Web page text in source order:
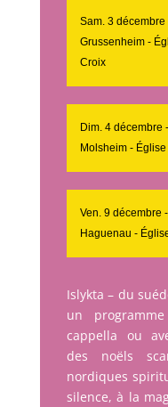
Sam. 3 décembre
Grussenheim -
Croix
Dim. 4 décembre
Molsheim -
Ven. 9 décembre
Haguenau -
Islykta – du
un
cappella ou
des noëls
nordiques
silence, à la